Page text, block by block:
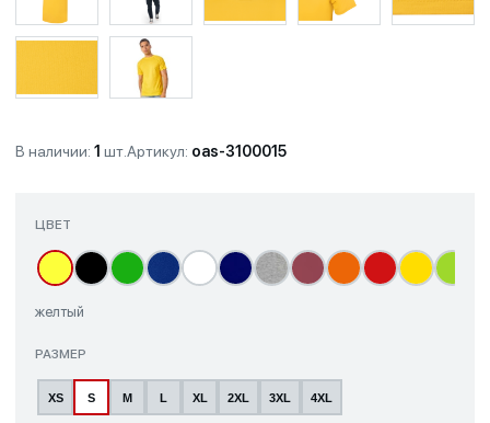
В наличии: 1 шт.Артикул: oas-3100015
ЦВЕТ
желтый
РАЗМЕР
XS S M L XL 2XL 3XL 4XL